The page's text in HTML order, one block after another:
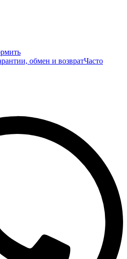
обмен и возвратЧасто